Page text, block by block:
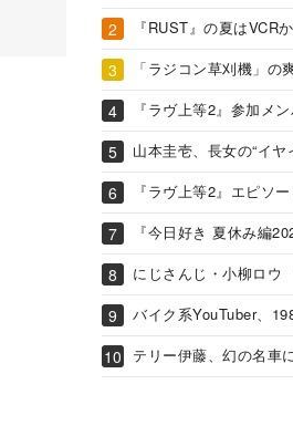
『RUST』の夏はVCR
「ラジコン草刈機」の
『ラヴ上等2』参加メ
山本圭壱、長女の“イヤ
『ラヴ上等2』エピソ
『今日好き 夏休み編
にじさんじ・小柳ロウ
バイク系YouTuber、
テリー伊藤、幻の名車